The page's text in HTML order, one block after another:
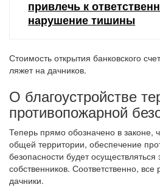
привлечь к
нарушение тишины
Стоимость открытия банковского
ляжет на дачников.
О благоустройстве
противопожарной
Теперь прямо обозначено в законе,
общей территории, обеспечение
безопасности будет осуществляться
собственников. Соответственно,
дачники.